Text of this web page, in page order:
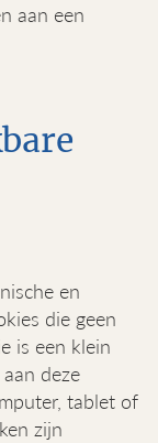
aan een
en
die geen
is een klein
deze
tablet of
zijn